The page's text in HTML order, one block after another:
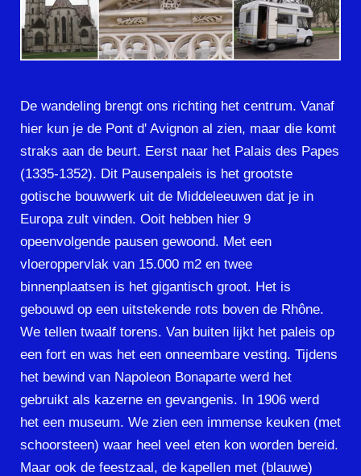
De wandeling brengt ons richting het centrum. Vanaf
hier kun je de Pont d' Avignon al zien, maar die komt
straks aan de beurt. Eerst naar het Palais des Papes
(1335-1352). Dit Pausenpaleis is het grootste
gotische bouwwerk uit de Middeleeuwen dat je in
Europa zult vinden. Ooit hebben hier 9
opeenvolgende pausen gewoond. Met een
vloeroppervlak van 15.000 m2 en twee
binnenplaatsen is het gigantisch groot. Het is
gebouwd op een uitstekende rots boven de Rhône.
We tellen twaalf torens. Van buiten lijkt het paleis op
een fort en was het een onneembare vesting. Tijdens
het bewind van Napoleon Bonaparte werd het
gebruikt als kazerne en gevangenis. In 1906 werd
het een museum. We zien een immense keuken (met
schoorsteen) waar heel veel eten kon worden bereid.
Maar ook de feestzaal, de kapellen met (blauwe)